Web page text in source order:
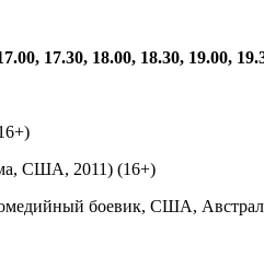
17.30, 18.00, 18.30, 19.00,
США, 2011) (16+)
боевик, США,